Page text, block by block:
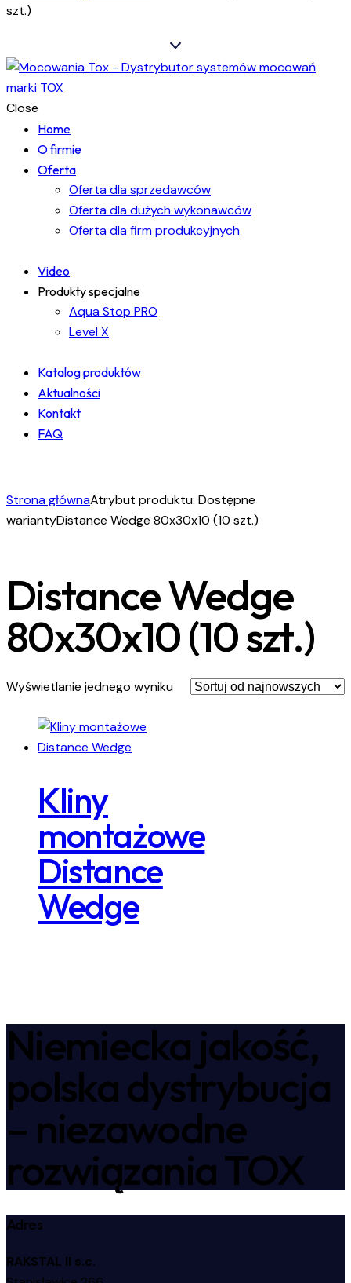
szt.)
Close
Home
O firmie
Oferta
Oferta dla sprzedawców
Oferta dla dużych wykonawców
Oferta dla firm produkcyjnych
Video
Produkty specjalne
Aqua Stop PRO
Level X
Katalog produktów
Aktualności
Kontakt
FAQ
1
Strona głównaAtrybut produktu: Dostępne
wariantyDistance Wedge 80x30x10 (10 szt.)
Distance Wedge
80x30x10 (10 szt.)
Wyświetlanie jednego wyniku
Kliny
montażowe
Distance
Wedge
Niemiecka jakość,
polska dystrybucja
– niezawodne
rozwiązania TOX
Adres
RAKSTAL II s.c.